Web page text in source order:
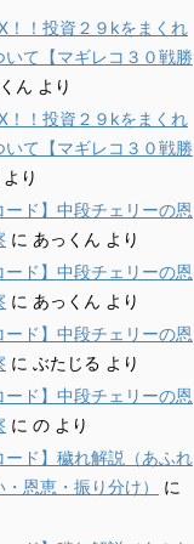
！！投資２９kをまくれ
て【マギレコ３０戦勝
ん より
！！投資２９kをまくれ
て【マギレコ３０戦勝
より
ード】中段チェリーの恩
に あっくん より
ード】中段チェリーの恩
に あっくん より
ード】中段チェリーの恩
に ぶたじる より
ード】中段チェリーの恩
に の より
ード】穢れ解説（あふれ
恩恵・振り分け）
に